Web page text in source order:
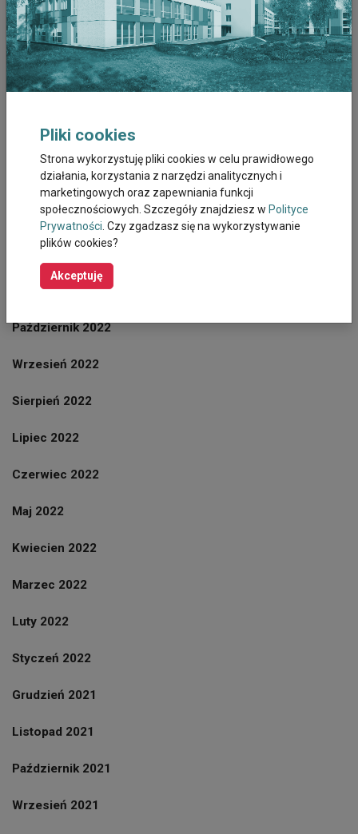
Czerwiec 2023
Maj 2023
Marzec 2023
Luty 2023
Styczeń 2023
Grudzień 2022
Listopad 2022
Październik 2022
Wrzesień 2022
Sierpień 2022
Lipiec 2022
Czerwiec 2022
Maj 2022
Kwiecien 2022
Marzec 2022
Luty 2022
Styczeń 2022
Grudzień 2021
Listopad 2021
Październik 2021
Wrzesień 2021
Pliki cookies
Strona wykorzystuję pliki cookies w celu prawidłowego
działania, korzystania z narzędzi analitycznych i
marketingowych oraz zapewniania funkcji
społecznościowych. Szczegóły znajdziesz w Polityce
Prywatności . Czy zgadzasz się na wykorzystywanie
plików cookies?
Akceptuję